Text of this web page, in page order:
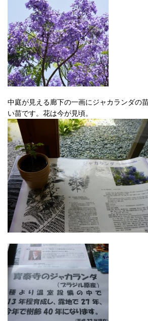
中庭が見える廊下の一画にジャカランダの
い苗です。花は今が見頃。